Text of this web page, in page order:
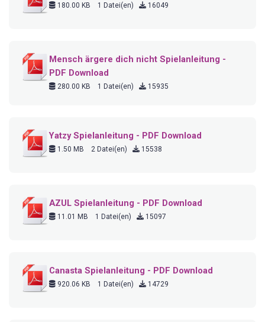
180.00 KB 1 Datei(en) 16049
Mensch ärgere dich nicht Spielanleitung -
PDF Download
280.00 KB 1 Datei(en) 15935
Yatzy Spielanleitung - PDF Download
1.50 MB 2 Datei(en) 15538
AZUL Spielanleitung - PDF Download
11.01 MB 1 Datei(en) 15097
Canasta Spielanleitung - PDF Download
920.06 KB 1 Datei(en) 14729